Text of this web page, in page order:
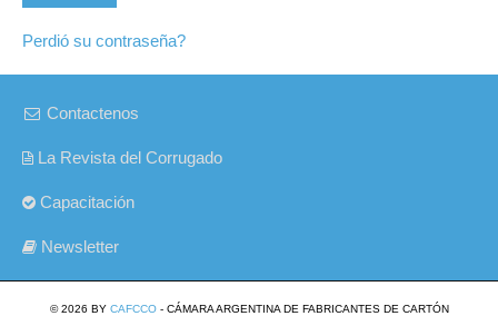
Perdió su contraseña?
Contactenos
La Revista del Corrugado
Capacitación
Newsletter
© 2026 BY CAFCCO- CÁMARA ARGENTINA DE FABRICANTES DE CARTÓN